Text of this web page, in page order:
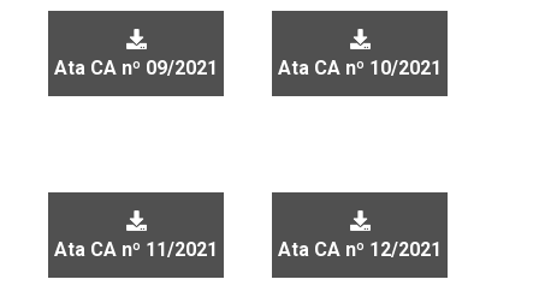
Ata CA nº 09/2021 Ata CA nº 10/2021
Ata CA nº 11/2021 Ata CA nº 12/2021